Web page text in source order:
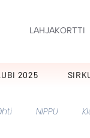
LAHJAKORTTI
2025
NIPPU